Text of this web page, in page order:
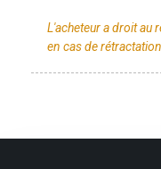
L'acheteur a droit au